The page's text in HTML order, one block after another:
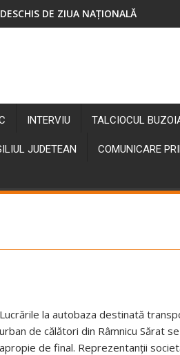
DE ZIUA NAȚIONALĂ
INTERVIU TALCIOCUL
JUDETEAN COMUNICARE
Lucrările la autobaza destinată
urban de călători din Râmnicu Sărat se
apropie de final. Reprezentanții